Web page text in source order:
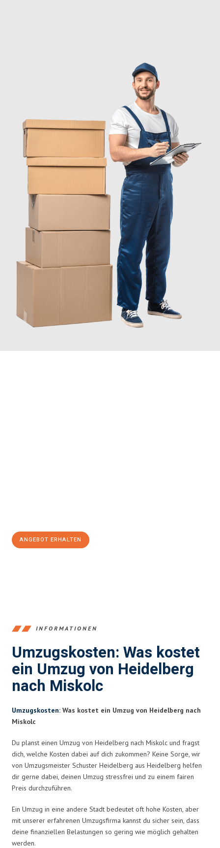
ANGEBOT ERHALTEN
INFORMATIONEN
Umzugskosten: Was kostet
ein Umzug von Heidelberg
nach Miskolc
Umzugskosten: Was kostet ein Umzug von Heidelberg nach
Miskolc
Du planst einen Umzug von Heidelberg nach Miskolc und fragst
dich, welche Kosten dabei auf dich zukommen? Keine Sorge, wir
von Umzugsmeister Schuster Heidelberg aus Heidelberg helfen
dir gerne dabei, deinen Umzug stressfrei und zu einem fairen
Preis durchzuführen.
Ein Umzug in eine andere Stadt bedeutet oft hohe Kosten, aber
mit unserer erfahrenen Umzugsfirma kannst du sicher sein, dass
deine finanziellen Belastungen so gering wie möglich gehalten
werden.